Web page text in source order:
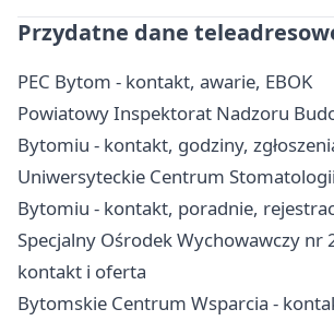
Przydatne dane
PEC Bytom - kontakt, awarie, EBOK
Powiatowy Inspektorat Nadzoru
Bytomiu - kontakt, godziny,
Uniwersyteckie Centrum
Bytomiu - kontakt, poradnie,
Specjalny Ośrodek Wychowawczy nr
kontakt i oferta
Bytomskie Centrum Wsparcia -